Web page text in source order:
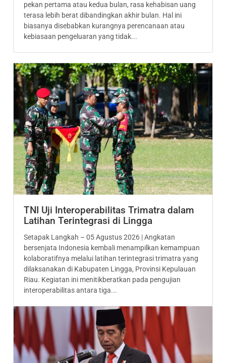
pekan pertama atau kedua bulan, rasa kehabisan uang
terasa lebih berat dibandingkan akhir bulan. Hal ini
biasanya disebabkan kurangnya perencanaan atau
kebiasaan pengeluaran yang tidak...
TNI Uji Interoperabilitas Trimatra dalam
Latihan Terintegrasi di Lingga
Setapak Langkah – 05 Agustus 2026 | Angkatan
bersenjata Indonesia kembali menampilkan kemampuan
kolaboratifnya melalui latihan terintegrasi trimatra yang
dilaksanakan di Kabupaten Lingga, Provinsi Kepulauan
Riau. Kegiatan ini menitikberatkan pada pengujian
interoperabilitas antara tiga...